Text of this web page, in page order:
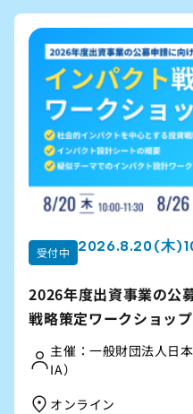
受付中 2026.8.22 (土)
団体が成長するための
イン公開講座」2026夏講
【主催】｜信州社会事
法人長野県みらい基金
オンライン